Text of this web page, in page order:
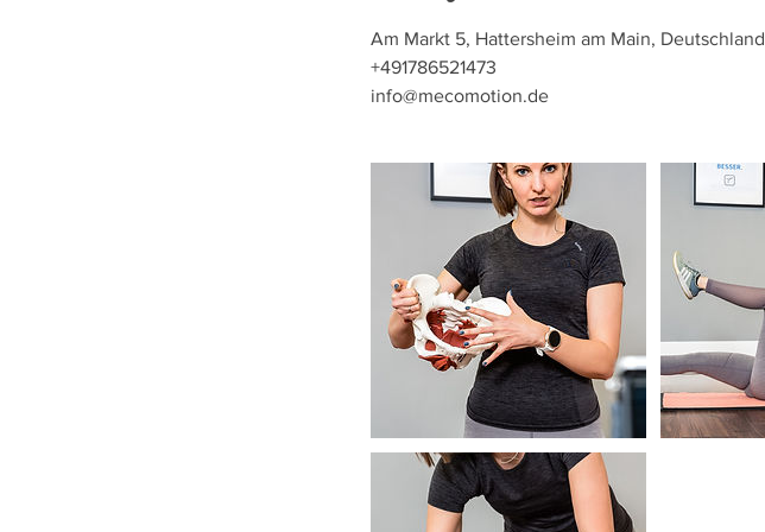
Am Markt 5, Hattersheim am Main, Deutschland
+491786521473
info@mecomotion.de